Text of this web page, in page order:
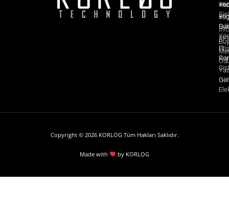
IT
Copyright © 2026 KORLOG Tüm Hakları Saklıdır.
Made with by KORLOG